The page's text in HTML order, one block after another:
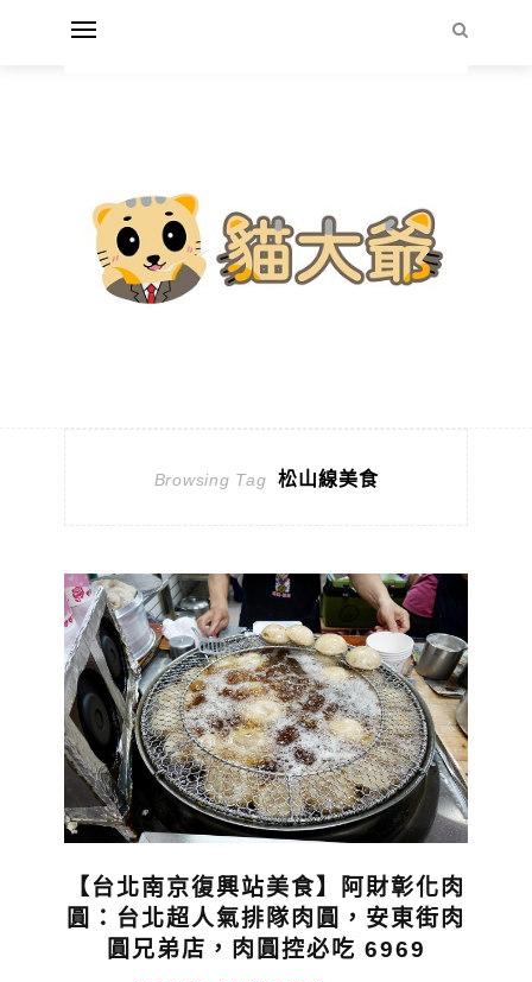
Browsing Tag 松山線美食
【台北南京復興站美食】阿財彰化肉
圓：台北超人氣排隊肉圓，安東街肉
圓兄弟店，肉圓控必吃 6969